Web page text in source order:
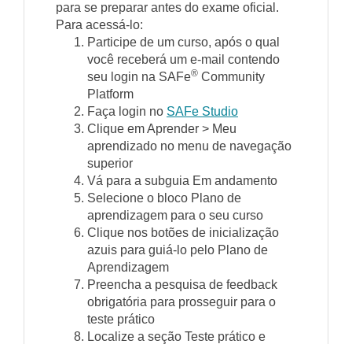
para se preparar antes do exame oficial.
Para acessá-lo:
Participe de um curso, após o qual
você receberá um e-mail contendo
seu login na SAFe® Community
Platform
Faça login no SAFe Studio
Clique em Aprender > Meu
aprendizado no menu de navegação
superior
Vá para a subguia Em andamento
Selecione o bloco Plano de
aprendizagem para o seu curso
Clique nos botões de inicialização
azuis para guiá-lo pelo Plano de
Aprendizagem
Preencha a pesquisa de feedback
obrigatória para prosseguir para o
teste prático
Localize a seção Teste prático e